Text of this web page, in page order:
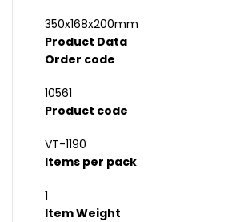
350x168x200mm
Product Data
Order code
10561
Product code
VT-1190
Items per pack
1
Item Weight